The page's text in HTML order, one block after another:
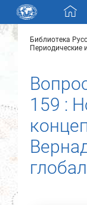
Skip navigation
Разделы и
Электронный
Новости
О нас
Контакты
Библиотека
Периодические
159 :